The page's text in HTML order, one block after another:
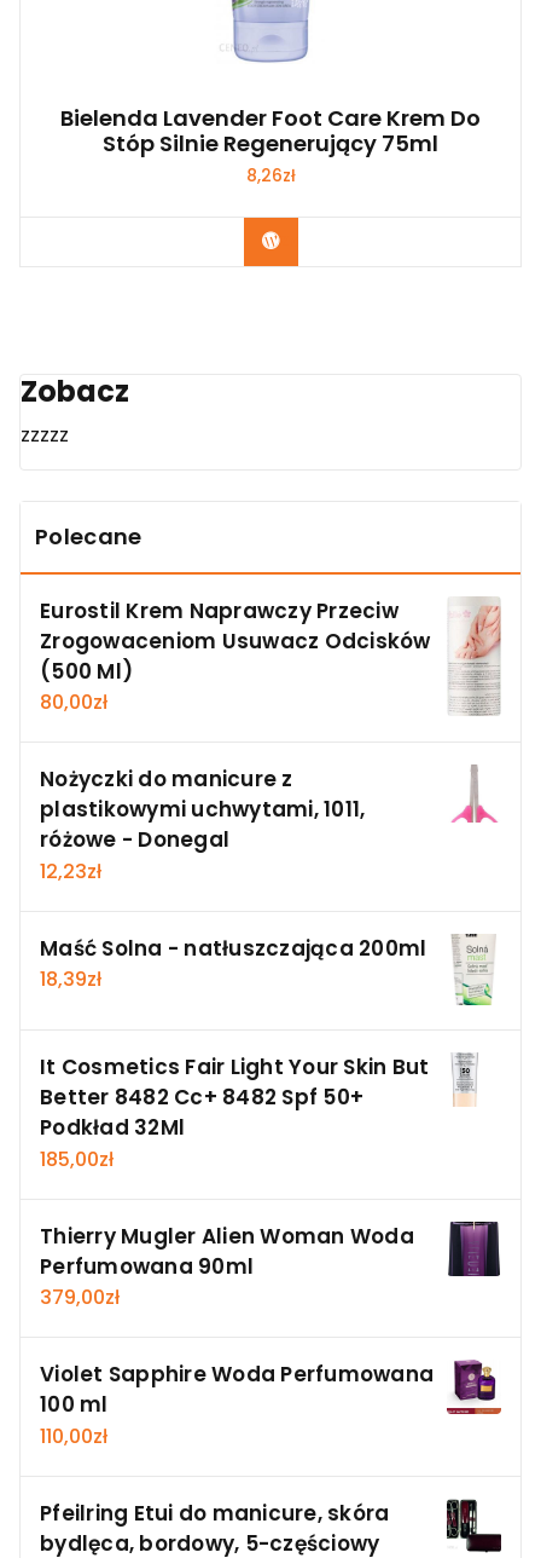
Bielenda Lavender Foot Care Krem Do
Stóp Silnie Regenerujący 75ml
8,26zł
Zobacz
Zobacz
zzzzz
Polecane
Eurostil Krem Naprawczy Przeciw
Zrogowaceniom Usuwacz Odcisków
(500 Ml)
80,00zł
Nożyczki do manicure z
plastikowymi uchwytami, 1011,
różowe - Donegal
12,23zł
Maść Solna - natłuszczająca 200ml
18,39zł
It Cosmetics Fair Light Your Skin But
Better 8482 Cc+ 8482 Spf 50+
Podkład 32Ml
185,00zł
Thierry Mugler Alien Woman Woda
Perfumowana 90ml
379,00zł
Violet Sapphire Woda Perfumowana
100 ml
110,00zł
Pfeilring Etui do manicure, skóra
bydlęca, bordowy, 5-częściowy